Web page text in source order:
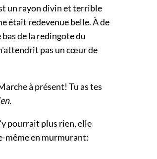
un rayon divin et terrible
était redevenue belle. À de
de la redingote du
pas un cœur de
à présent! Tu as tes
.
pourrait plus rien, elle
même en murmurant: